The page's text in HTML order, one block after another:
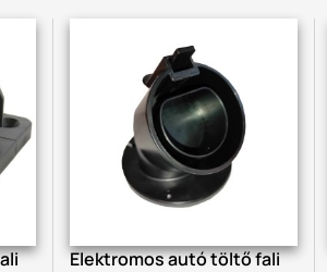
Elektromos autó töltő fali